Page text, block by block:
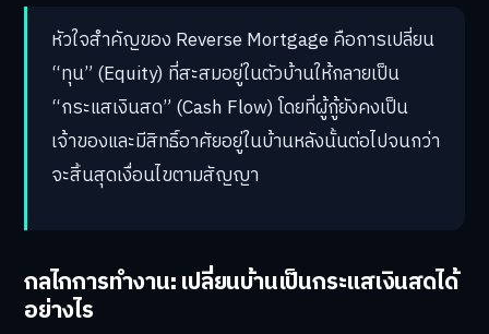
หัวใจสำคัญของ Reverse Mortgage คือการเปลี่ยน
“ทุน” (Equity) ที่สะสมอยู่ในตัวบ้านให้กลายเป็น
“กระแสเงินสด” (Cash Flow) โดยที่ผู้กู้ยังคงเป็น
เจ้าของและมีสิทธิ์อาศัยอยู่ในบ้านหลังนั้นต่อไปจนกว่า
จะสิ้นสุดเงื่อนไขตามสัญญา
กลไกการทำงาน: เปลี่ยนบ้านเป็นกระแสเงินสดได้
อย่างไร